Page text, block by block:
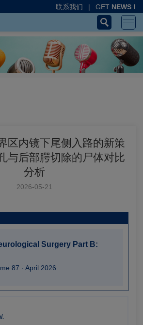
联系我们 | GET NEWS !
区内镜下尾侧入路的新策
与后部腭切除的尸体对比
分析
2026-05-21
Surgery Part B:
87 · April 2026